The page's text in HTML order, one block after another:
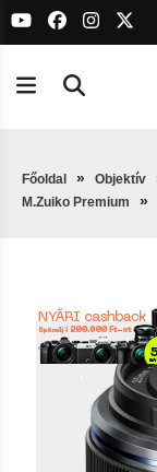
Főoldal Objektív
M.Zuiko Premium